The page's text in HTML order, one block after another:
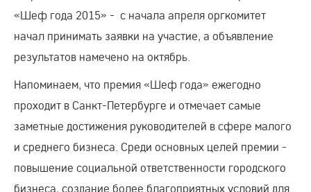
«Шеф года 2015» - с начала апреля оргкомитет
начал принимать заявки на участие, а объявление
результатов намечено на октябрь.
Напоминаем, что премия «Шеф года» ежегодно
проходит в Санкт-Петербурге и отмечает самые
заметные достижения руководителей в сфере малого
и среднего бизнеса. Среди основных целей премии -
повышение социальной ответственности городского
бизнеса, создание более благоприятных условий для